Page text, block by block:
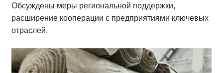
Обсуждены меры региональной поддержки,
расширение кооперации с предприятиями ключевых
отраслей.